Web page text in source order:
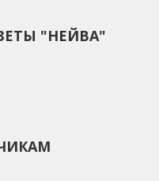
"НЕЙВА"